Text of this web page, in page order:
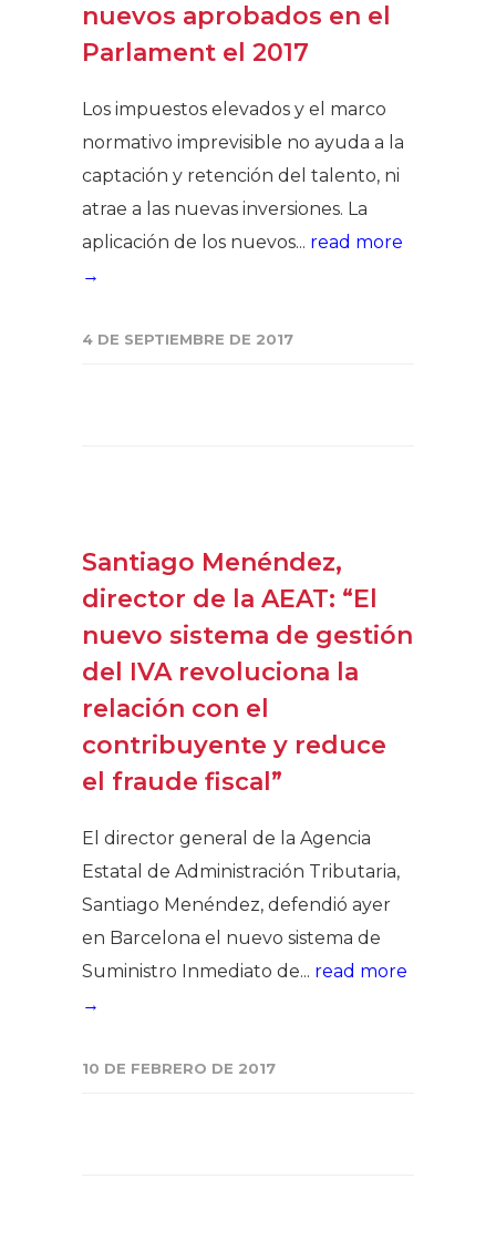
nuevos aprobados en el
Parlament el 2017
Los impuestos elevados y el marco
normativo imprevisible no ayuda a la
captación y retención del talento, ni
atrae a las nuevas inversiones. La
aplicación de los nuevos... read more
→
4 DE SEPTIEMBRE DE 2017
Santiago Menéndez,
director de la AEAT: “El
nuevo sistema de gestión
del IVA revoluciona la
relación con el
contribuyente y reduce
el fraude fiscal”
El director general de la Agencia
Estatal de Administración Tributaria,
Santiago Menéndez, defendió ayer
en Barcelona el nuevo sistema de
Suministro Inmediato de... read more
→
10 DE FEBRERO DE 2017